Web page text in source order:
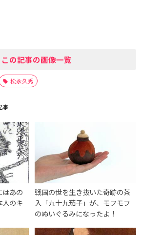
この記事の画像一覧
松永久秀
事
あの
人のキ
戦国の世を生き抜いた奇跡の茶
入「九十九茄子」が、モフモフ
のぬいぐるみになったよ！